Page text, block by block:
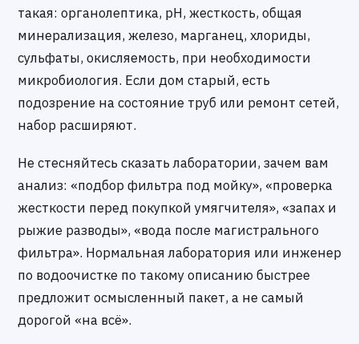
такая: органолептика, pH, жесткость, общая
минерализация, железо, марганец, хлориды,
сульфаты, окисляемость, при необходимости
микробиология. Если дом старый, есть
подозрение на состояние труб или ремонт сетей,
набор расширяют.
Не стесняйтесь сказать лаборатории, зачем вам
анализ: «подбор фильтра под мойку», «проверка
жесткости перед покупкой умягчителя», «запах и
рыжие разводы», «вода после магистрального
фильтра». Нормальная лаборатория или инженер
по водоочистке по такому описанию быстрее
предложит осмысленный пакет, а не самый
дорогой «на всё».